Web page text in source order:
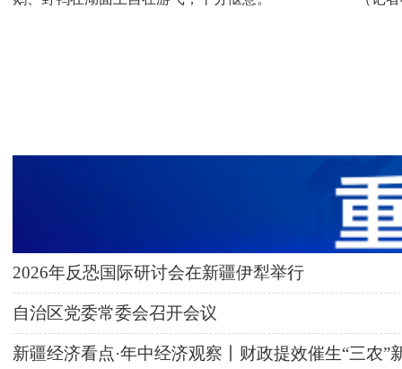
2026年反恐国际研讨会在新疆伊犁举行
自治区党委常委会召开会议
新疆经济看点·年中经济观察丨财政提效催生“三农”